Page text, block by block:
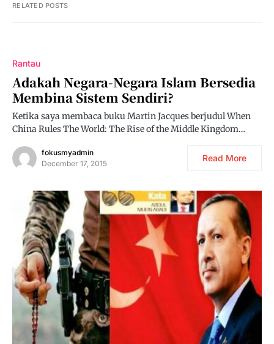
RELATED POSTS
Rantau
Adakah Negara-Negara Islam Bersedia
Membina Sistem Sendiri?
Ketika saya membaca buku Martin Jacques berjudul When
China Rules The World: The Rise of the Middle Kingdom…
fokusmyadmin
December 17, 2015
Read More